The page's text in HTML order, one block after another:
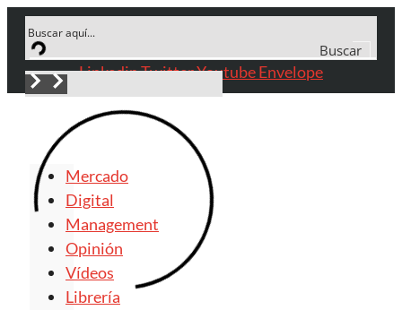
Saltar
contenido
Buscar
LinkedinTwitterYoutubeEnvelope
Mercado
Digital
Management
Opinión
Vídeos
Librería